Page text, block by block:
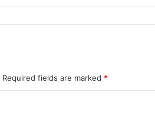
Required fields are marked *